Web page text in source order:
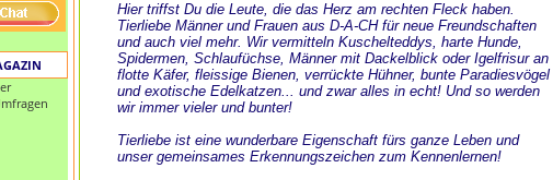
Hier triffst Du die Leute, die das Herz am rechten Fleck haben.
Tierliebe Männer und Frauen aus D-A-CH für neue Freundschaften
und auch viel mehr. Wir vermitteln Kuschelteddys, harte Hunde,
Spidermen, Schlaufüchse, Männer mit Dackelblick oder Igelfrisur an
flotte Käfer, fleissige Bienen, verrückte Hühner, bunte Paradiesvögel
und exotische Edelkatzen... und zwar alles in echt! Und so werden
wir immer vieler und bunter!
Tierliebe ist eine wunderbare Eigenschaft fürs ganze Leben und
unser gemeinsames Erkennungszeichen zum Kennenlernen!